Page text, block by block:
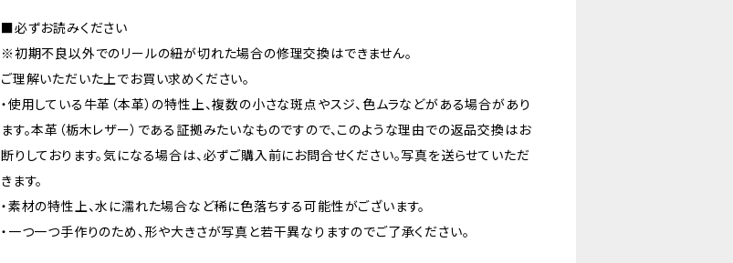
■必ずお読みください
※初期不良以外でのリールの紐が切れた場合の修理交換はできません。
ご理解いただいた上でお買い求めください。
・使用している牛革（本革）の特性上、複数の小さな斑点やスジ、色ムラなどがある場合があり
ます。本革（栃木レザー）である証拠みたいなものですので、このような理由での返品交換はお
断りしております。気になる場合は、必ずご購入前にお問合せください。写真を送らせていただ
きます。
・素材の特性上、水に濡れた場合など稀に色落ちする可能性がございます。
・一つ一つ手作りのため、形や大きさが写真と若干異なりますのでご了承ください。